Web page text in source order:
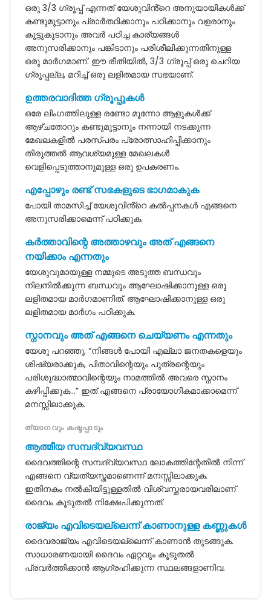
ഒരു 3/3 ഗ്രൂപ്പ് എന്നത് യേശുവിൻ്റെ അനുയായികൾക്ക്
കണ്ടുമുട്ടാനും പ്രാർത്ഥിക്കാനും പഠിക്കാനും വളരാനും
കൂട്ടുകൂടാനും അവർ പഠിച്ച കാര്യങ്ങൾ
അനുസരിക്കാനും പങ്കിടാനും പരിശീലിക്കുന്നതിനുള്ള
ഒരു മാർഗമാണ്. ഈ രീതിയിൽ, 3/3 ഗ്രൂപ്പ് ഒരു ചെറിയ
ഗ്രൂപ്പല്ല, മറിച്ച് ഒരു ലളിതമായ സഭയാണ്.
ഉത്തരവാദിത്ത ഗ്രൂപ്പുകൾ
ഒരേ ലിംഗത്തിലുള്ള രണ്ടോ മൂന്നോ ആളുകൾക്ക്
ആഴ്ചതോറും കണ്ടുമുട്ടാനും നന്നായി നടക്കുന്ന
മേഖലകളിൽ പരസ്പരം പ്രോത്സാഹിപ്പിക്കാനും
തിരുത്തൽ ആവശ്യമുള്ള മേഖലകൾ
വെളിപ്പെടുത്താനുമുള്ള ഒരു ഉപകരണം.
എപ്പോഴും രണ്ട് സഭകളുടെ ഭാഗമാകുക
പോയി താമസിച്ച് യേശുവിൻ്റെ കൽപ്പനകൾ എങ്ങനെ
അനുസരിക്കാമെന്ന് പഠിക്കുക.
കർത്താവിന്റെ അത്താഴവും അത് എങ്ങനെ
നയിക്കാം എന്നതും
യേശുവുമായുള്ള നമ്മുടെ അടുത്ത ബന്ധവും
നിലനിൽക്കുന്ന ബന്ധവും ആഘോഷിക്കാനുള്ള ഒരു
ലളിതമായ മാർഗമാണിത്. ആഘോഷിക്കാനുള്ള ഒരു
ലളിതമായ മാർഗം പഠിക്കുക.
സ്നാനവും അത് എങ്ങനെ ചെയ്യണം എന്നതും
യേശു പറഞ്ഞു, “നിങ്ങൾ പോയി എല്ലാ ജനതകളെയും
ശിഷ്യരാക്കുക, പിതാവിന്റെയും പുത്രന്റെയും
പരിശുദ്ധാത്മാവിന്റെയും നാമത്തിൽ അവരെ സ്നാനം
കഴിപ്പിക്കുക...” ഇത് എങ്ങനെ പ്രായോഗികമാക്കാമെന്ന്
മനസ്സിലാക്കുക.
ത്യാഗവും കഷ്ടപ്പാടും
ആത്മീയ സമ്പദ്‌വ്യവസ്ഥ
ദൈവത്തിന്റെ സമ്പദ്‌വ്യവസ്ഥ ലോകത്തിന്റേതിൽ നിന്ന്
എങ്ങനെ വ്യത്യസ്തമാണെന്ന് മനസ്സിലാക്കുക.
ഇതിനകം നൽകിയിട്ടുള്ളതിൽ വിശ്വസ്തരായവരിലാണ്
ദൈവം കൂടുതൽ നിക്ഷേപിക്കുന്നത്.
രാജ്യം എവിടെയല്ലെന്ന് കാണാനുള്ള കണ്ണുകൾ
ദൈവരാജ്യം എവിടെയല്ലെന്ന് കാണാൻ തുടങ്ങുക.
സാധാരണയായി ദൈവം ഏറ്റവും കൂടുതൽ
പ്രവർത്തിക്കാൻ ആഗ്രഹിക്കുന്ന സ്ഥലങ്ങളാണിവ.